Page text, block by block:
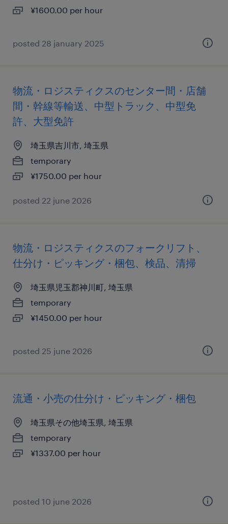
¥1600.00 per hour
posted 28 january 2025
物流・ロジスティクスのセンター間・店舗
間・幹線等輸送、中型トラック、中型免
許、大型免許
埼玉県吉川市, 埼玉県
temporary
¥1750.00 per hour
posted 22 june 2026
物流・ロジスティクスのフォークリフト、
仕分け・ピッキング・梱包、検品、清掃
埼玉県児玉郡神川町, 埼玉県
temporary
¥1450.00 per hour
posted 25 june 2026
流通・小売の仕分け・ピッキング・梱包
埼玉県その他埼玉県, 埼玉県
temporary
¥1337.00 per hour
posted 10 june 2026